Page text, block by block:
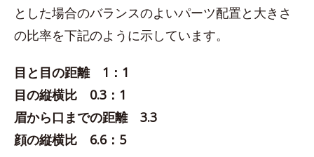
とした場合のバランスのよいパーツ配置と大きさ
の比率を下記のように示しています。
目と目の距離 1：1
目の縦横比 0.3：1
眉から口までの距離 3.3
顔の縦横比 6.6：5